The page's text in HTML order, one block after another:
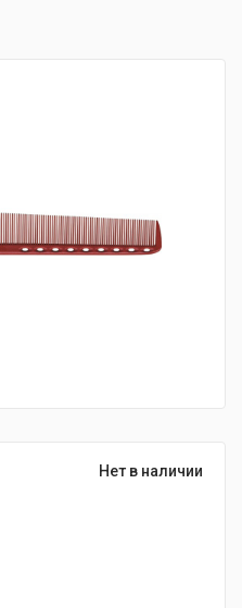
Нет в наличии